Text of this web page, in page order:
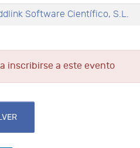
Software Científico, S.L.
inscribirse a este evento